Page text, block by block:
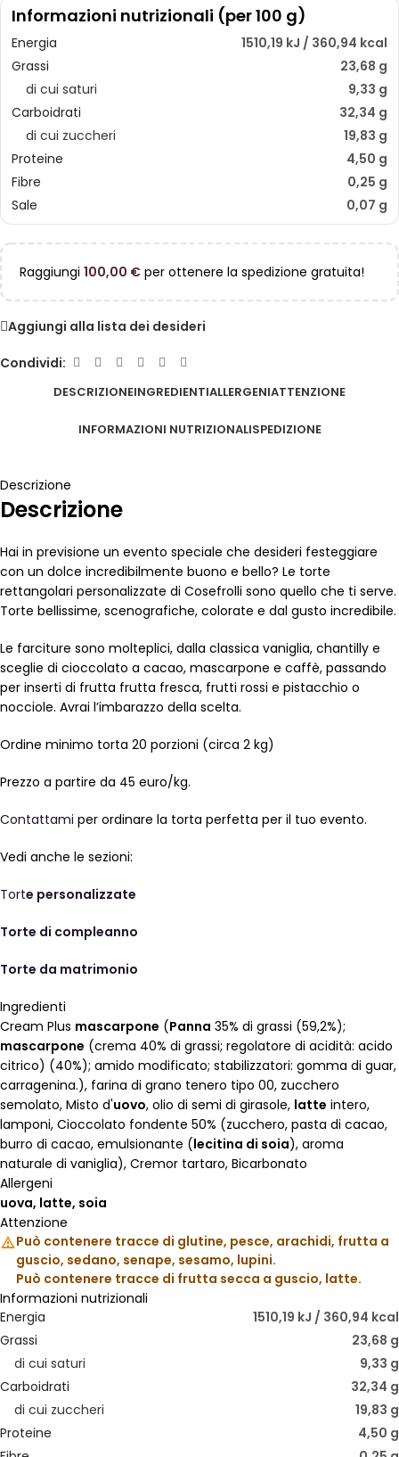
Informazioni nutrizionali (per 100 g)
Energia
1510,19 kJ / 360,94 kcal
Grassi
23,68 g
di cui saturi
9,33 g
Carboidrati
32,34 g
di cui zuccheri
19,83 g
Proteine
4,50 g
Fibre
0,25 g
Sale
0,07 g
Raggiungi 100,00 € per ottenere la spedizione gratuita!
Aggiungi alla lista dei desideri
Condividi:
DESCRIZIONEINGREDIENTIALLERGENIATTENZIONE
INFORMAZIONI NUTRIZIONALISPEDIZIONE
Descrizione
Descrizione
Hai in previsione un evento speciale che desideri festeggiare
con un dolce incredibilmente buono e bello? Le torte
rettangolari personalizzate di Cosefrolli sono quello che ti serve.
Torte bellissime, scenografiche, colorate e dal gusto incredibile.
Le farciture sono molteplici, dalla classica vaniglia, chantilly e
sceglie di cioccolato a cacao, mascarpone e caffè, passando
per inserti di frutta frutta fresca, frutti rossi e pistacchio o
nocciole. Avrai l’imbarazzo della scelta.
Ordine minimo torta 20 porzioni (circa 2 kg)
Prezzo a partire da 45 euro/kg.
Contattami per ordinare la torta perfetta per il tuo evento.
Vedi anche le sezioni:
Torte personalizzate
Torte di compleanno
Torte da matrimonio
Ingredienti
Cream Plus mascarpone (Panna 35% di grassi (59,2%);
mascarpone (crema 40% di grassi; regolatore di acidità: acido
citrico) (40%); amido modificato; stabilizzatori: gomma di guar,
carragenina.), farina di grano tenero tipo 00, zucchero
semolato, Misto d'uovo, olio di semi di girasole, latte intero,
lamponi, Cioccolato fondente 50% (zucchero, pasta di cacao,
burro di cacao, emulsionante (lecitina di soia), aroma
naturale di vaniglia), Cremor tartaro, Bicarbonato
Allergeni
uova, latte, soia
Attenzione
Può contenere tracce di glutine, pesce, arachidi, frutta a
guscio, sedano, senape, sesamo, lupini.
Può contenere tracce di frutta secca a guscio, latte.
Informazioni nutrizionali
Energia
1510,19 kJ / 360,94 kcal
Grassi
23,68 g
di cui saturi
9,33 g
Carboidrati
32,34 g
di cui zuccheri
19,83 g
Proteine
4,50 g